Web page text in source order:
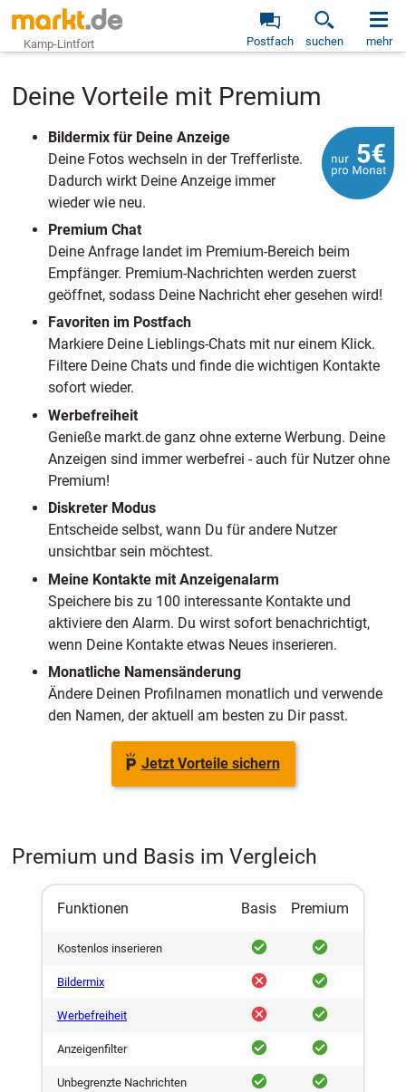
Kamp-Lintfort Postfach suchen mehr
Deine Vorteile mit Premium
Bildermix für Deine Anzeige
Deine Fotos wechseln in der Trefferliste.
Dadurch wirkt Deine Anzeige immer
wieder wie neu.
Premium Chat
Deine Anfrage landet im Premium-Bereich beim
Empfänger. Premium-Nachrichten werden zuerst
geöffnet, sodass Deine Nachricht eher gesehen wird!
Favoriten im Postfach
Markiere Deine Lieblings-Chats mit nur einem Klick.
Filtere Deine Chats und finde die wichtigen Kontakte
sofort wieder.
Werbefreiheit
Genieße markt.de ganz ohne externe Werbung. Deine
Anzeigen sind immer werbefrei - auch für Nutzer ohne
Premium!
Diskreter Modus
Entscheide selbst, wann Du für andere Nutzer
unsichtbar sein möchtest.
Meine Kontakte mit Anzeigenalarm
Speichere bis zu 100 interessante Kontakte und
aktiviere den Alarm. Du wirst sofort benachrichtigt,
wenn Deine Kontakte etwas Neues inserieren.
Monatliche Namensänderung
Ändere Deinen Profilnamen monatlich und verwende
den Namen, der aktuell am besten zu Dir passt.
Jetzt Vorteile sichern
Premium und Basis im Vergleich
Funktionen Basis Premium
Kostenlos inserieren ja ja
Bildermix nein ja
Werbefreiheit nein ja
Anzeigenfilter ja ja
Unbegrenzte Nachrichten ja ja